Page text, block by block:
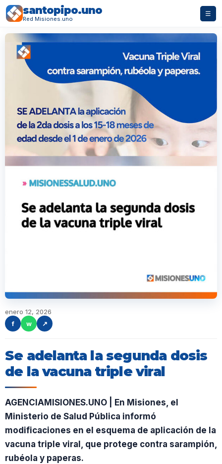
santopipo.uno
Red Misiones.uno
☰
enero 12, 2026
f
w ↗
Se adelanta la segunda dosis
de la vacuna triple viral
AGENCIAMISIONES.UNO | En Misiones, el
Ministerio de Salud Pública informó
modificaciones en el esquema de aplicación de la
vacuna triple viral, que protege contra sarampión,
rubéola y paperas.